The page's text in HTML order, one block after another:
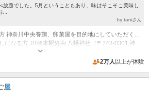
放題でした。5月ということもあり、味はそこそこ美味し
by taniさん
(1)車でお越しになる方 神奈川中央養鶏、卵菓屋を目的地にしていただくと迷わずに来ていただけます。 中央道経由の場合 八王子JCTで厚木/東名高速道路、圏央道方面に向かう 相模原ICを相模原方面に向かって進む 相模湖、宮ヶ瀬ダムの標識に従い県道510号に入る 厚木、愛川、県道65号の標識に従い県道65号に入る 三増の交差点を右折し卵菓屋がある交差点を左折 卵菓屋から2個めの交差点を左折して到着 東名高速経由の場合 海老名JCT で、左車線を使用して 八王子/中央道、圏央道方面に向かう 圏央厚木IC を 国道129号 に向かって進む 山際の交差点を左折して県道65号に入る 三増の交差点を左折し卵菓屋がある交差点を左折 卵菓屋から2個めの交差点を左折して到着
間：受付 8:50～13:50 いちご狩り 9:00～15:00
2万人 以上が体験
屋